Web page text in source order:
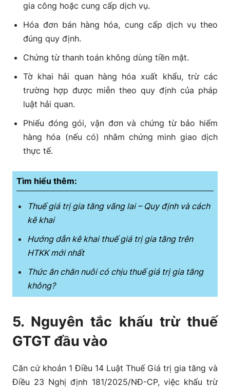
gia công hoặc cung cấp dịch vụ.
Hóa đơn bán hàng hóa, cung cấp dịch vụ theo
đúng quy định.
Chứng từ thanh toán không dùng tiền mặt.
Tờ khai hải quan hàng hóa xuất khẩu, trừ các
trường hợp được miễn theo quy định của pháp
luật hải quan.
Phiếu đóng gói, vận đơn và chứng từ bảo hiểm
hàng hóa (nếu có) nhằm chứng minh giao dịch
thực tế.
Tìm hiểu thêm:
Thuế giá trị gia tăng vãng lai – Quy định và cách
kê khai
Hướng dẫn kê khai thuế giá trị gia tăng trên
HTKK mới nhất
Thức ăn chăn nuôi có chịu thuế giá trị gia tăng
không?
5. Nguyên tắc khấu trừ thuế
GTGT đầu vào
Căn cứ khoản 1 Điều 14 Luật Thuế Giá trị gia tăng và
Điều 23 Nghị định 181/2025/NĐ-CP, việc khấu trừ